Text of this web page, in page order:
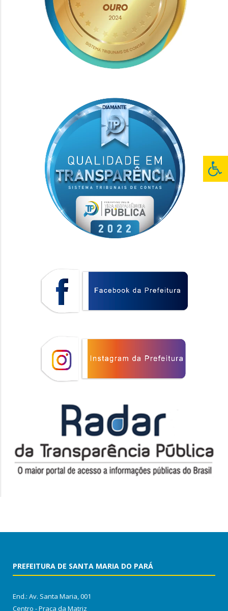
PREFEITURA DE SANTA MARIA DO PARÁ
End.: Av. Santa Maria, 001
Centro - Praça da Matriz